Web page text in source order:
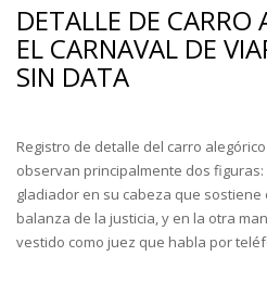
DETALLE DE CARRO
EL CARNAVAL DE
SIN DATA
Registro de detalle del carro
observan principalmente dos
gladiador en su cabeza que
balanza de la justicia, y en la otra
vestido como juez que habla por